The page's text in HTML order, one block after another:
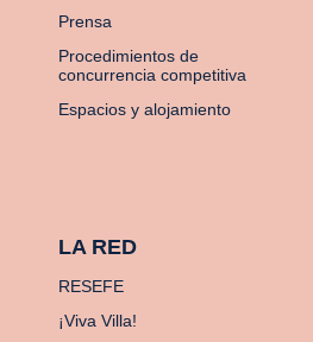
Prensa
Procedimientos de
concurrencia competitiva
Espacios y alojamiento
LA RED
RESEFE
¡Viva Villa!